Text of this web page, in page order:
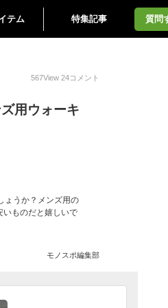
テム 特集記事 質問
567View 24コメント
用ウォーキ
ょうか？メンズ用の
いものだと嬉しいで
モノスポ編集部